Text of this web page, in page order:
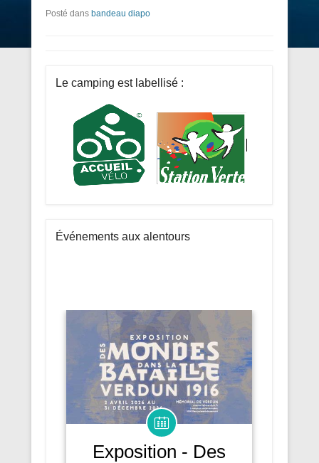
Posté dans bandeau diapo
Le camping est labellisé :
Événements aux alentours